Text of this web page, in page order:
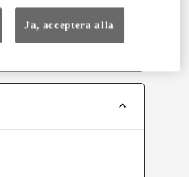
Fyrhjulsdrift
Automat
Ja, acceptera alla